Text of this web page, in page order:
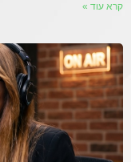
קרא עוד »